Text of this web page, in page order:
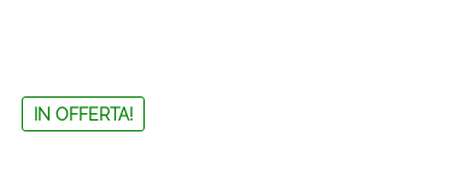
IN OFFERTA!